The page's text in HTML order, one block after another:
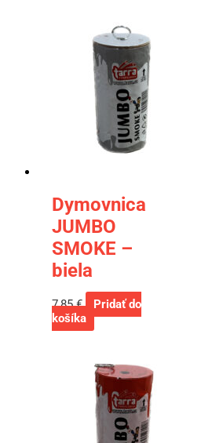
Dymovnica
JUMBO
SMOKE –
biela
7,85€
Pridať do
košíka